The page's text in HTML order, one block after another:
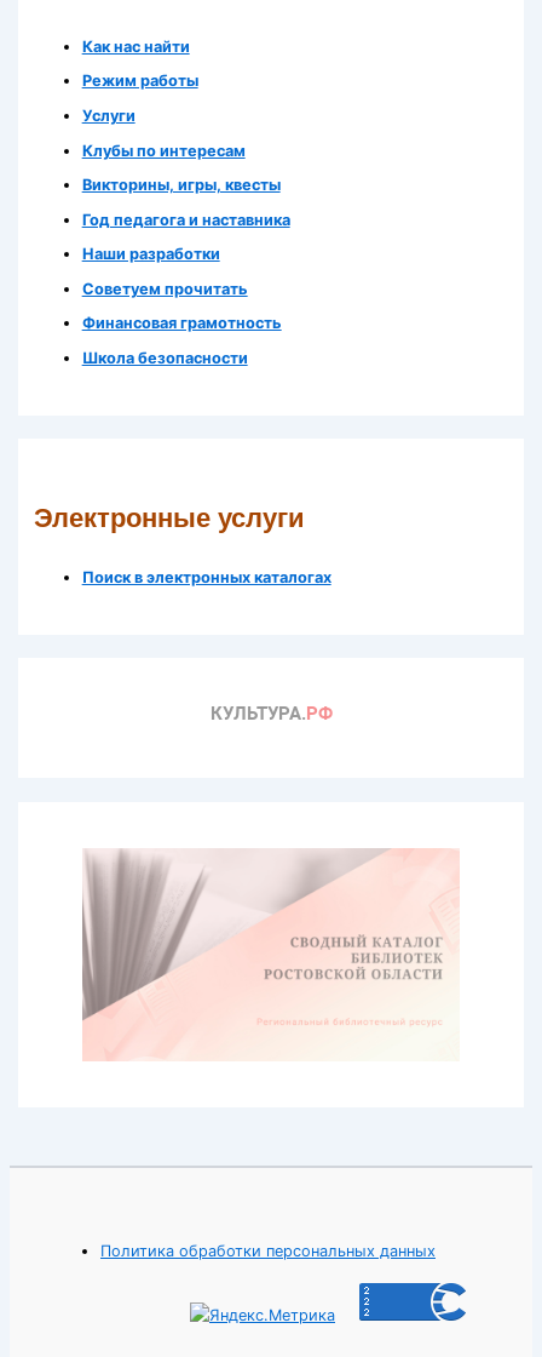
Как нас найти
Режим работы
Услуги
Клубы по интересам
Викторины, игры, квесты
Год педагога и наставника
Наши разработки
Советуем прочитать
Финансовая грамотность
Школа безопасности
Электронные услуги
Поиск в электронных каталогах
Политика обработки персональных данных